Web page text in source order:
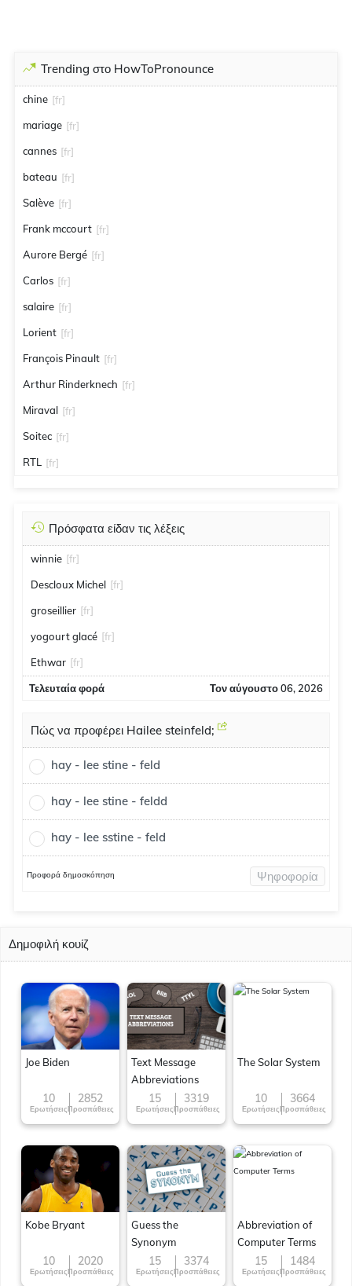
Trending στο HowToPronounce
chine [fr]
mariage [fr]
cannes [fr]
bateau [fr]
Salève [fr]
Frank mccourt [fr]
Aurore Bergé [fr]
Carlos [fr]
salaire [fr]
Lorient [fr]
François Pinault [fr]
Arthur Rinderknech [fr]
Miraval [fr]
Soitec [fr]
RTL [fr]
Πρόσφατα είδαν τις λέξεις
winnie [fr]
Descloux Michel [fr]
groseillier [fr]
yogourt glacé [fr]
Ethwar [fr]
Τελευταία φορά Τον αύγουστο 06, 2026
Πώς να προφέρει Hailee steinfeld;
hay - lee stine - feld
hay - lee stine - feldd
hay - lee sstine - feld
Προφορά δημοσκόπηση Ψηφοφορία
Δημοφιλή κουίζ
Joe Biden
10
Ερωτήσεις
2852
Προσπάθειες
Text Message
Abbreviations
15
Ερωτήσεις
3319
Προσπάθειες
The Solar System
10
Ερωτήσεις
3664
Προσπάθειες
Kobe Bryant
10
Ερωτήσεις
2020
Προσπάθειες
Guess the
Synonym
15
Ερωτήσεις
3374
Προσπάθειες
Abbreviation of
Computer Terms
15
Ερωτήσεις
1484
Προσπάθειες